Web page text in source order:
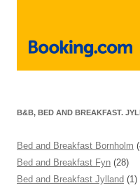
B&B, BED AND BREAKFAST.
Bed and Breakfast Bornholm
Bed and Breakfast Fyn (28)
Bed and Breakfast Jylland (1)